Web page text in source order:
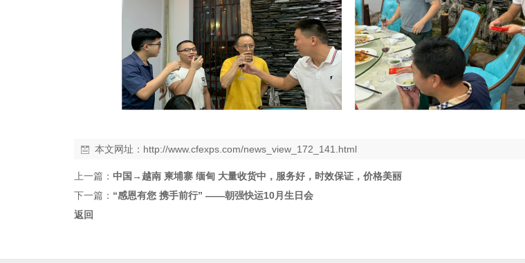
本文网址： http://www.cfexps.com/news_view_172_141.html
上一篇： 中国→越南 柬埔寨 缅甸 大量收货中，服务好，时效保证，价格美丽
下一篇： “感恩有您 携手前行” ——朝强快运10月生日会
返回